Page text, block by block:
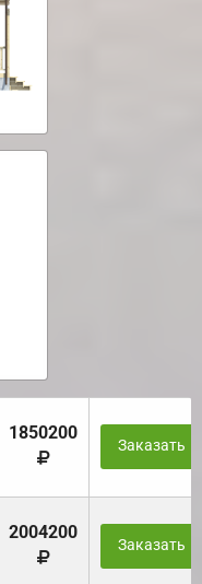
1850200
Заказать
2004200
Заказать